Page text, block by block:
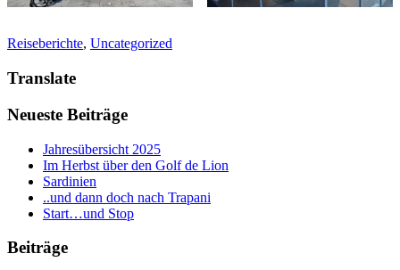
Reiseberichte, Uncategorized
Translate
Neueste Beiträge
Jahresübersicht 2025
Im Herbst über den Golf de Lion
Sardinien
..und dann doch nach Trapani
Start…und Stop
Beiträge